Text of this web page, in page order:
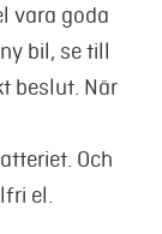
vara goda
bil, se till
beslut. När
Och
el.